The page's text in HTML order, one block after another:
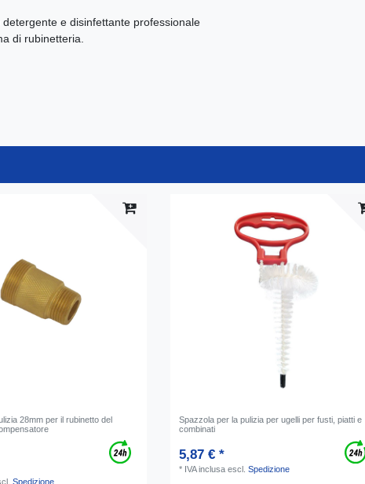
e disinfettante professionale
di rubinetteria.
28mm per il rubinetto del
Spedizione
Spazzola per la pulizia per ugelli per fusti, piatti e
combinati
5,87 € *
* IVA inclusa escl.Spedizione